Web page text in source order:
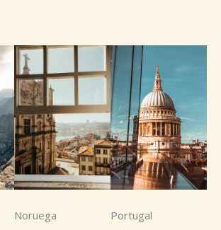
Noruega
Portugal